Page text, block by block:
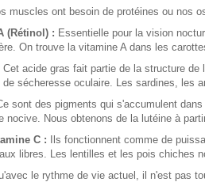
muscles ont besoin de protéines ou nos
(Rétinol) : Essentielle pour la vision
On trouve la vitamine A dans les
Cet acide gras fait partie de la structure
sécheresse oculaire. Les sardines, les
sont des pigments qui s'accumulent
nocive. Nous obtenons de la lutéine à
C : Ils fonctionnent comme de
libres. Les lentilles et les pois chiches
le rythme de vie actuel, il n'est pas